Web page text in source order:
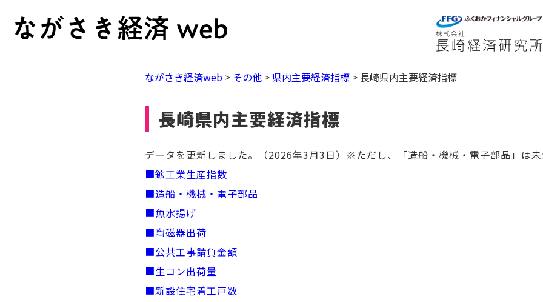
ながさき経済web > その他 > 県内主要経済指標 > 長崎県内主要経済指標
長崎県内主要経済指標
データを更新しました。（2026年3月3日）※ただし、「造船・機械・電子部品」は
■鉱工業生産指数
■造船・機械・電子部品
■魚水揚げ
■陶磁器出荷
■公共工事請負金額
■生コン出荷量
■新設住宅着工戸数